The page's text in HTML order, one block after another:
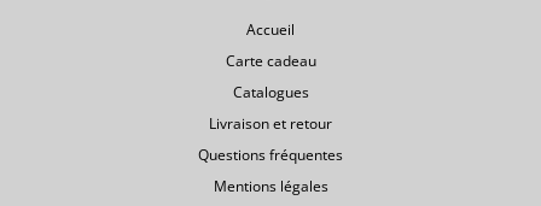
Accueil
Carte cadeau
Catalogues
Livraison et retour
Questions fréquentes
Mentions légales